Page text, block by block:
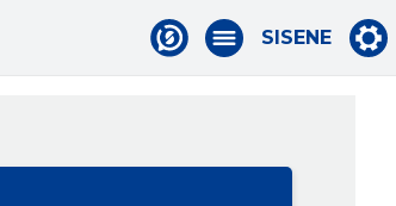
SISENE